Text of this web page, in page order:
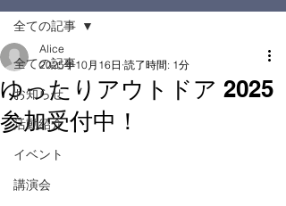
全ての記事
お知らせ
活動紹介
イベント
講演会
全ての記事
ゆったりアウトドア 2025
参加受付中！
Alice
2025年10月16日 読了時間: 1分